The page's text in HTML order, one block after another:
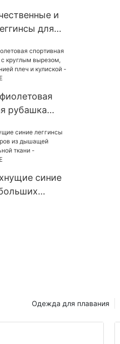
и
для
на бедрах -
рубашка
и кулиской -
синие
Одежда для плавания